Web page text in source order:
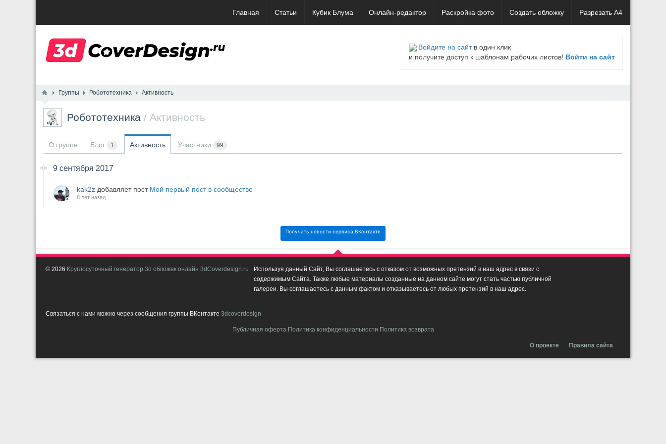
Главная Статьи Кубик Блума Онлайн-редактор Раскройка фото Создать обложку Разрезать А4
Войдите на сайтв один клик
и получите доступ к шаблонам рабочих листов! Войти на сайт
Группы Робототехника Активность
Робототехника / Активность
О группе Блог 1 Активность Участники 99
9 сентября 2017
kak2z добавляет пост Мой первый пост в сообществе
8 лет назад
Получать новости сервиса ВКонтакте
© 2026 Круглосуточный генератор 3d обложек онлайн 3dCoverdesign.ru
Используя данный Сайт, Вы соглашаетесь с отказом от возможных претензий в наш адрес в связи с
содержимым Сайта. Также любые материалы созданные на данном сайте могут стать частью публичной
галереи. Вы соглашаетесь с данным фактом и отказываетесь от любых претензий в наш адрес.
Связаться с нами можно через сообщения группы ВКонтакте 3dcoverdesign
Публичная оферта Политика конфиденциальности Политика возврата
О проекте Правила сайта